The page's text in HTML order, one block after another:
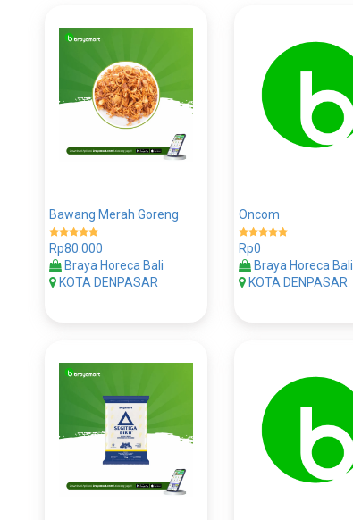
Bawang Merah Goreng
Rp80.000
Braya Horeca Bali
KOTA DENPASAR
Oncom
Rp0
Braya Horeca Bali
KOTA DENPASAR